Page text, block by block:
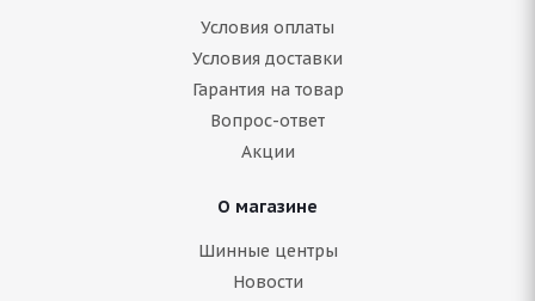
ARIVO ICE CLAW ARW8 265/70 R17 115T
Условия оплаты
Условия доставки
Гарантия на товар
Вопрос-ответ
Акции
О магазине
Шинные центры
Новости